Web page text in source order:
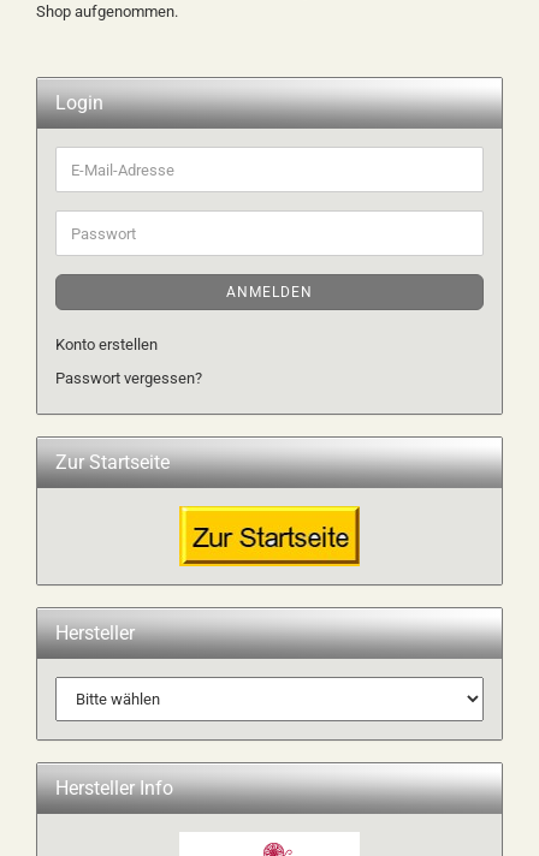
Shop aufgenommen.
Login
E-
Mail-
Adresse
Passwort
ANMELDEN
Konto erstellen
Passwort vergessen?
Zur Startseite
Hersteller
Hersteller Info